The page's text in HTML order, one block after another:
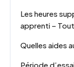
Les heures
apprenti –
Quelles aides
Période